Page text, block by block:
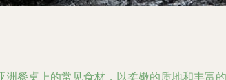
餐桌上的常见食材，以柔嫩的质地和丰富